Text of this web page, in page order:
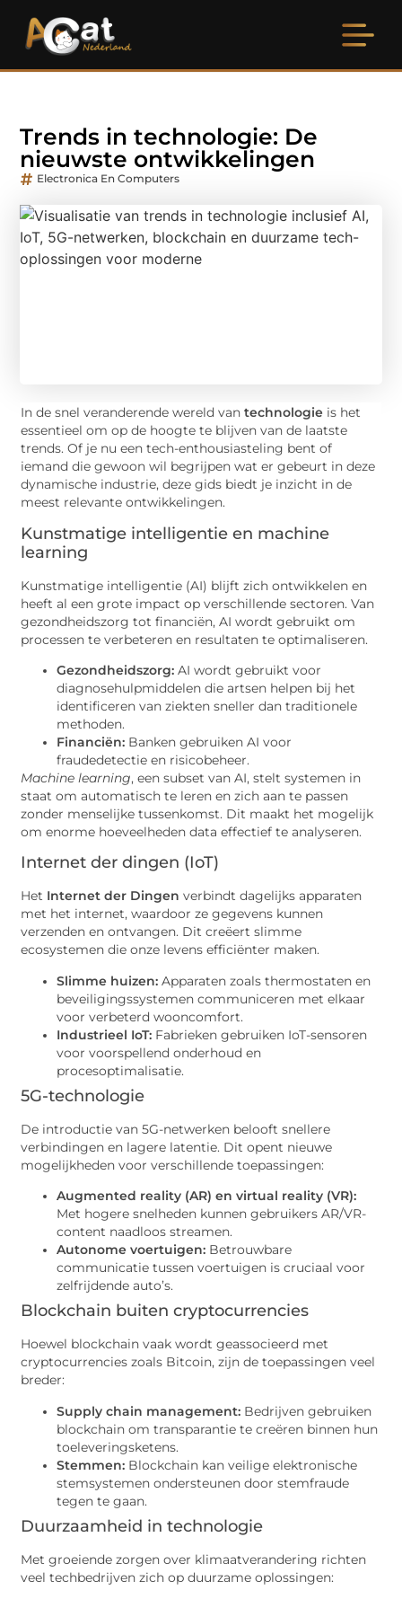
Trends in technologie: De
nieuwste ontwikkelingen
Electronica En Computers
In de snel veranderende wereld vantechnologie is het
essentieel om op de hoogte te blijven van de laatste
trends. Of je nu een tech-enthousiasteling bent of
iemand die gewoon wil begrijpen wat er gebeurt in deze
dynamische industrie, deze gids biedt je inzicht in de
meest relevante ontwikkelingen.
Kunstmatige intelligentie en machine
learning
Kunstmatige intelligentie (AI) blijft zich ontwikkelen en
heeft al een grote impact op verschillende sectoren. Van
gezondheidszorg tot financiën, AI wordt gebruikt om
processen te verbeteren en resultaten te optimaliseren.
Gezondheidszorg: AI wordt gebruikt voor
diagnosehulpmiddelen die artsen helpen bij het
identificeren van ziekten sneller dan traditionele
methoden.
Financiën: Banken gebruiken AI voor
fraudedetectie en risicobeheer.
Machine learning, een subset van AI, stelt systemen in
staat om automatisch te leren en zich aan te passen
zonder menselijke tussenkomst. Dit maakt het mogelijk
om enorme hoeveelheden data effectief te analyseren.
Internet der dingen (IoT)
Het Internet der Dingen verbindt dagelijks apparaten
met het internet, waardoor ze gegevens kunnen
verzenden en ontvangen. Dit creëert slimme
ecosystemen die onze levens efficiënter maken.
Slimme huizen: Apparaten zoals thermostaten en
beveiligingssystemen communiceren met elkaar
voor verbeterd wooncomfort.
Industrieel IoT: Fabrieken gebruiken IoT-sensoren
voor voorspellend onderhoud en
procesoptimalisatie.
5G-technologie
De introductie van 5G-netwerken belooft snellere
verbindingen en lagere latentie. Dit opent nieuwe
mogelijkheden voor verschillende toepassingen:
Augmented reality (AR) en virtual reality (VR):
Met hogere snelheden kunnen gebruikers AR/VR-
content naadloos streamen.
Autonome voertuigen: Betrouwbare
communicatie tussen voertuigen is cruciaal voor
zelfrijdende auto’s.
Blockchain buiten cryptocurrencies
Hoewel blockchain vaak wordt geassocieerd met
cryptocurrencies zoals Bitcoin, zijn de toepassingen veel
breder:
Supply chain management: Bedrijven gebruiken
blockchain om transparantie te creëren binnen hun
toeleveringsketens.
Stemmen: Blockchain kan veilige elektronische
stemsystemen ondersteunen door stemfraude
tegen te gaan.
Duurzaamheid in technologie
Met groeiende zorgen over klimaatverandering richten
veel techbedrijven zich op duurzame oplossingen: